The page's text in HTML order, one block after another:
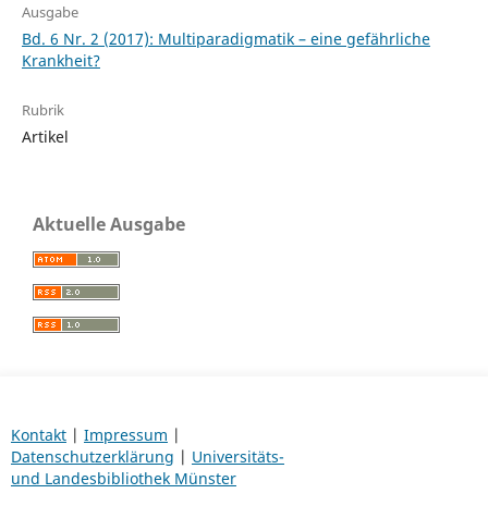
Ausgabe
Bd. 6 Nr. 2 (2017): Multiparadigmatik – eine gefährliche
Krankheit?
Rubrik
Artikel
Aktuelle Ausgabe
Kontakt| Impressum |
Datenschutzerklärung | Universitäts-
und Landesbibliothek Münster